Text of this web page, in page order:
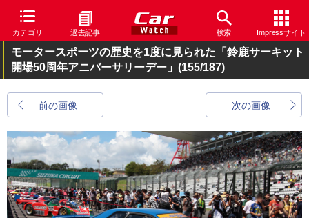
カテゴリ 過去記事 検索 Impressサイト
モータースポーツの歴史を1度に見られた「鈴鹿サーキット
開場50周年アニバーサリーデー」 (155/187)
前の画像 次の画像